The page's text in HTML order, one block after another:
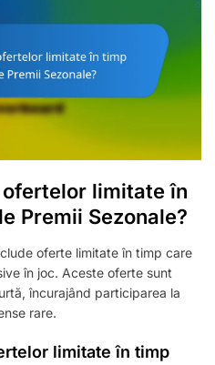
limitate în
Premii Sezonale?
oferte limitate în timp care
în joc. Aceste oferte sunt
încurajând participarea la
rare.
limitate în timp